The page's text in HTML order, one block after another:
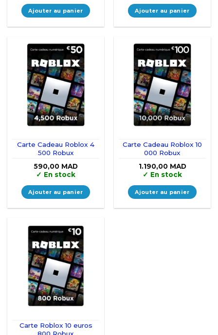
Ajouter au panier Ajouter au panier
Carte Cadeau Roblox 4
500 Robux
590,00 MAD
✓ En stock
Ajouter au panier
Carte Cadeau Roblox 10
000 Robux
1.190,00 MAD
✓ En stock
Ajouter au panier
Carte Roblox 10 euros